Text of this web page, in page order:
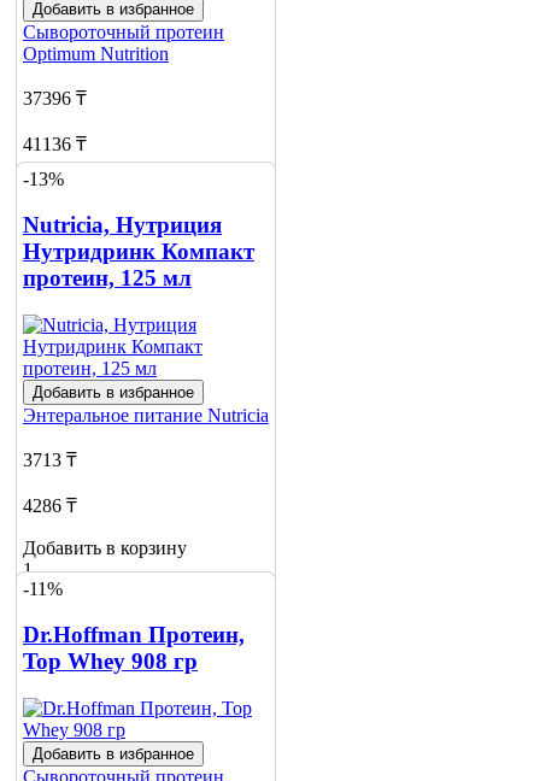
Добавить в избранное
Сывороточный протеин
Optimum Nutrition
37396 ₸
41136 ₸
Добавить в корзину
-13%
Nutricia, Нутриция
Нутридринк Компакт
протеин, 125 мл
Добавить в избранное
Энтеральное питание Nutricia
3713 ₸
4286 ₸
Добавить в корзину
1
-11%
Dr.Hoffman Протеин,
Top Whey 908 гр
Добавить в избранное